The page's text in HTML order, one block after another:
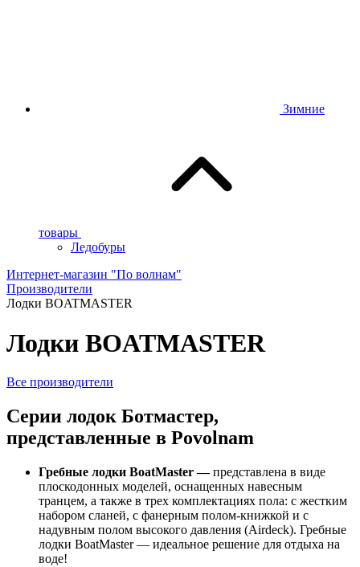
Зимние
товары
Ледобуры
Интернет-магазин "По волнам"
Производители
Лодки BOATMASTER
Лодки BOATMASTER
Все производители
Серии лодок Ботмастер,
представленные в Povolnam
Гребные лодки BoatMaster —представлена в виде
плоскодонных моделей, оснащенных навесным
транцем, а также в трех комплектациях пола: с жестким
набором сланей, с фанерным полом-книжкой и с
надувным полом высокого давления (Airdeck). Гребные
лодки BoatMaster — идеальное решение для отдыха на
воде!